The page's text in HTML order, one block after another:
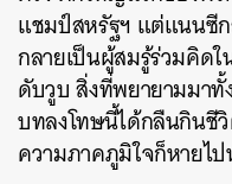
แชมป์สหรัฐฯ แต่แนนซี
กลายเป็นผู้สมรู้ร่วมคิด
ดับวูบ สิ่งที่พยายามมาทั้
บทลงโทษนี้ได้กลืนกินชี
ความภาคภูมิใจก็หายไ